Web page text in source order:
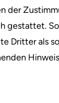
der
gestattet.
Dritter als